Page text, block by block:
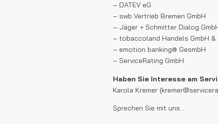
– DATEV eG
– swb Vertrieb Bremen GmbH
– Jäger + Schmitter Dialog
– tobaccoland Handels GmbH &
– emotion banking® GesmbH
– ServiceRating GmbH
Haben Sie Interesse am
Karola Kremer
Sprechen Sie mit uns…